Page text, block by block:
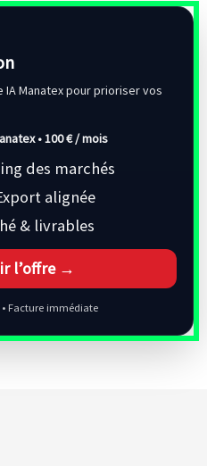
Manatex pour prioriser vos
•100 € / mois
des marchés
alignée
& livrables
l’offre →
Facture immédiate